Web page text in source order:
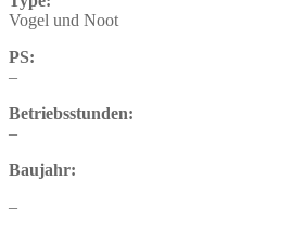
Vogel und Noot
PS:
–
Betriebsstunden:
–
Baujahr:
–